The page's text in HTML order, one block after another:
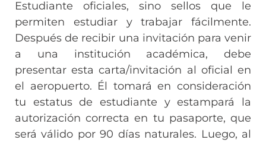
Estudiante oficiales, sino sellos que le
permiten estudiar y trabajar fácilmente.
Después de recibir una invitación para venir
a una institución académica, debe
presentar esta carta/invitación al oficial en
el aeropuerto. Él tomará en consideración
tu estatus de estudiante y estampará la
autorización correcta en tu pasaporte, que
será válido por 90 días naturales. Luego, al